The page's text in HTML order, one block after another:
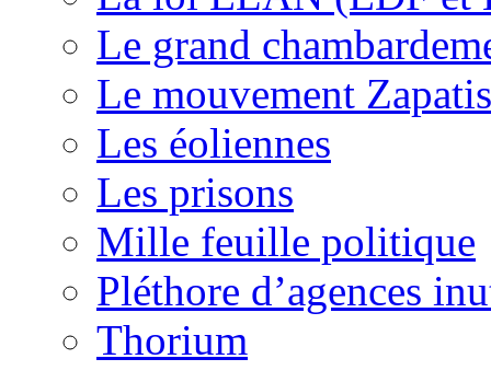
Le grand
Le mouvement
Les éoliennes
Les prisons
Mille feuille politique
Pléthore d’agences
Thorium